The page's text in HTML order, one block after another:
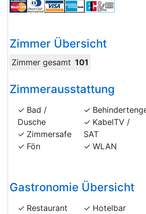
Zimmer Übersicht
Zimmer gesamt 101
Zimmerausstattung
Bad /
Dusche
Zimmersafe
Fön
KabelTV /
SAT
WLAN
Gastronomie Übersicht
Restaurant
Hotelbar